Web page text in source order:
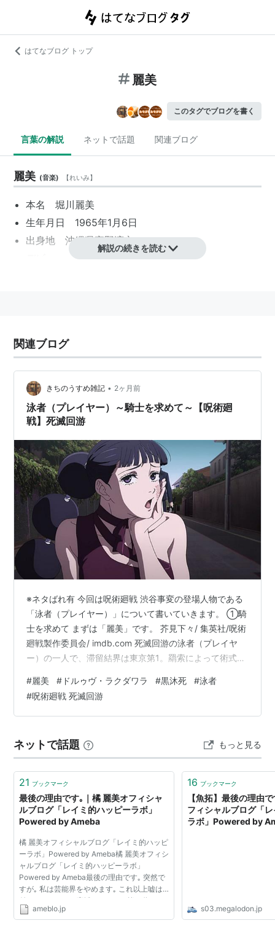
はてなブログ トップ
麗美
このタグでブログを書く
言葉の解説 ネットで話題 関連ブログ
麗美 (音楽) 【れいみ】
本名堀川麗美
生年月日 1965年1月6日
出身地 沖縄県宜野湾市
デビュー 1984.1.1
曲家に転身し、成功をおさめている）が持っていた
麗美の写真を見た音楽プロデューサーにスカウトされ、
松任谷正隆、由実夫妻の全面的バックアップのもと、
1984年1月1日、「愛にDESPERATE」でデビュー。
「Merry Christmas to You」（小林明子、永井真理
子、麗美、辛島美登里）で1989年度 第4回日本ゴール
ドディスク大賞
The Best Album of the Year賞を（企画部門）受賞。
解説の続きを読む
関連ブログ
きちのうすめ雑記 • 2ヶ月前
泳者（プレイヤー）～騎士を求めて～【呪術廻
戦】死滅回游
※ネタばれ有 今回は呪術廻戦 渋谷事変の登場人物である
「泳者（プレイヤー）」について書いていきます。 ①騎
士を求めて まずは「麗美」です。 芥見下々/ 集英社/呪術
廻戦製作委員会/ imdb.com 死滅回游の泳者（プレイヤ
ー）の一人で、滞留結界は東京第1。羂索によって術式を
姿とサソリのような特徴的な髪型をしている女性です。
自分が周囲から守られるのは当然だと思っている自己中
心的で子供っぽい性格をしており、レジィ・スターを
狩りを手伝っていましたが、伏黒を嵌めて追い込もうと
した際に、彼にレジィの言…
#麗美 # ドルゥヴ・ラクダワラ #黒沐死 #泳者
#呪術廻戦 死滅回游
ネットで話題 もっと見る
21 ブックマーク
最後の理由です｡｜橘 麗美オフィシャ
ルブログ「レイミ的ハッピーラボ」
Powered by Ameba
橘 麗美オフィシャルブログ「レイミ的ハッピ
ーラボ」Powered by Ameba橘 麗美オフィシ
ャルブログ「レイミ的ハッピーラボ」
Powered by Ameba最後の理由です｡ 突然で
すが｡ 私は芸能界をやめます｡ これ以上嘘は
付けられません｡ 応援してくれる皆の為にも
長いですが自分の正直な気持ちを話します｡
ameblo.jp
16 ブックマーク
【魚拓】最後の理由
フィシャルブログ「
ラボ」Powered by
s03.megalodon.jp